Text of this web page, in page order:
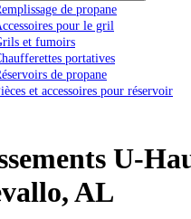
de propane
pour le gril
et fumoirs
portatives
de propane
et accessoires pour réservoir
U-
AL